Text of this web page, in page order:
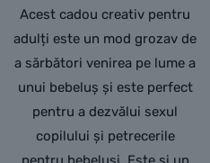
Acest cadou creativ pentru
adulți este un mod grozav de
a sărbători venirea pe lume a
unui bebeluș și este perfect
pentru a dezvălui sexul
copilului și petrecerile